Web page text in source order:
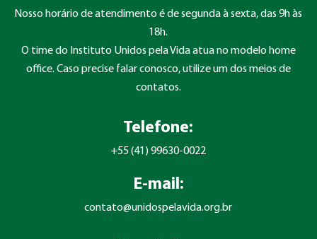
Nosso horário de atendimento é de segunda à sexta, das 9h às
18h.
O time do Instituto Unidos pela Vida atua no modelo home
office. Caso precise falar conosco, utilize um dos meios de
contatos.
Telefone:
+55 (41) 99630-0022
E-mail:
contato@unidospelavida.org.br